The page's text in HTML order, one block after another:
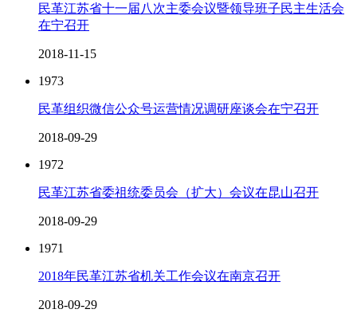
民革江苏省十一届八次主委会议暨领导班子民主生活会
在宁召开
2018-11-15
1973
民革组织微信公众号运营情况调研座谈会在宁召开
2018-09-29
1972
民革江苏省委祖统委员会（扩大）会议在昆山召开
2018-09-29
1971
2018年民革江苏省机关工作会议在南京召开
2018-09-29